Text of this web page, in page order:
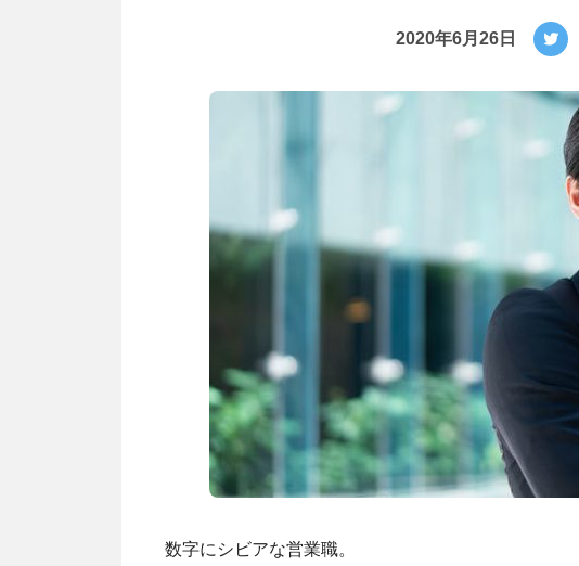
2020年6月26日
数字にシビアな営業職。